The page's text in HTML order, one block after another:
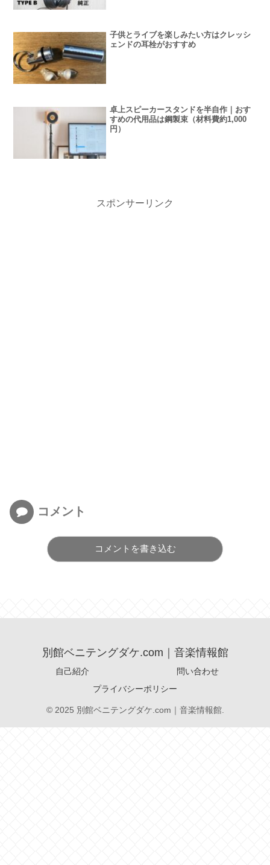
子供とライブを楽しみたい方はクレッシ
ェンドの耳栓がおすすめ
卓上スピーカースタンドを半自作｜おす
すめの代用品は鋼製束（材料費約1,000
円）
スポンサーリンク
コメント
コメントを書き込む
別館ベニテングダケ.com｜音楽情報館
自己紹介
問い合わせ
プライバシーポリシー
© 2025 別館ベニテングダケ.com｜音楽情報館.